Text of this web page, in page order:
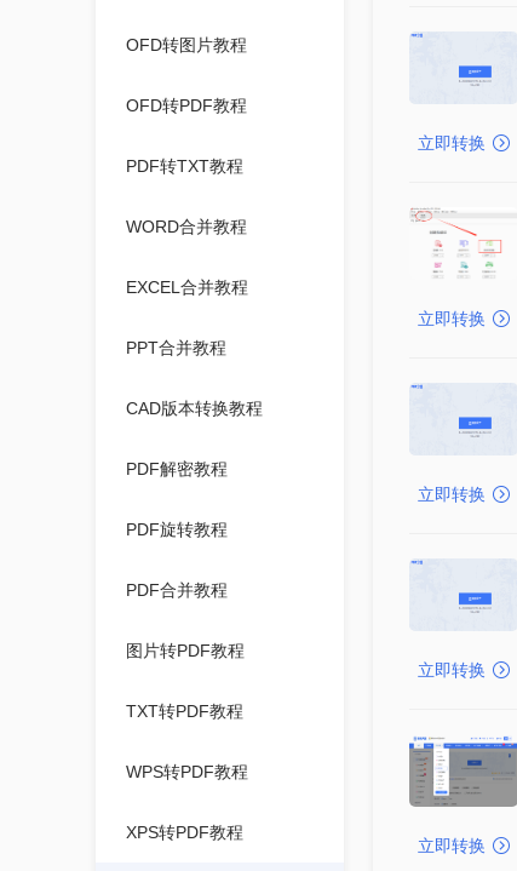
OFD转图片教程
OFD转PDF教程
PDF转TXT教程
WORD合并教程
EXCEL合并教程
PPT合并教程
CAD版本转换教程
PDF解密教程
PDF旋转教程
PDF合并教程
图片转PDF教程
TXT转PDF教程
WPS转PDF教程
XPS转PDF教程
立即转换
立即转换
立即转换
立即转换
立即转换